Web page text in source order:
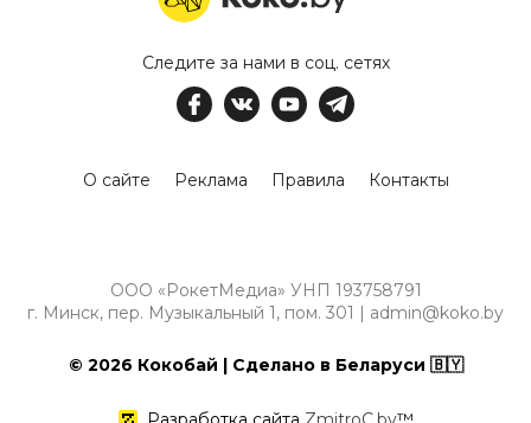
Следите за нами в соц. сетях
О сайте Реклама Правила Контакты
ООО «РокетМедиа» УНП 193758791
г. Минск, пер. Музыкальный 1, пом. 301 | admin@koko.by
© 2026 Кокобай | Сделано в Беларуси 🇧🇾